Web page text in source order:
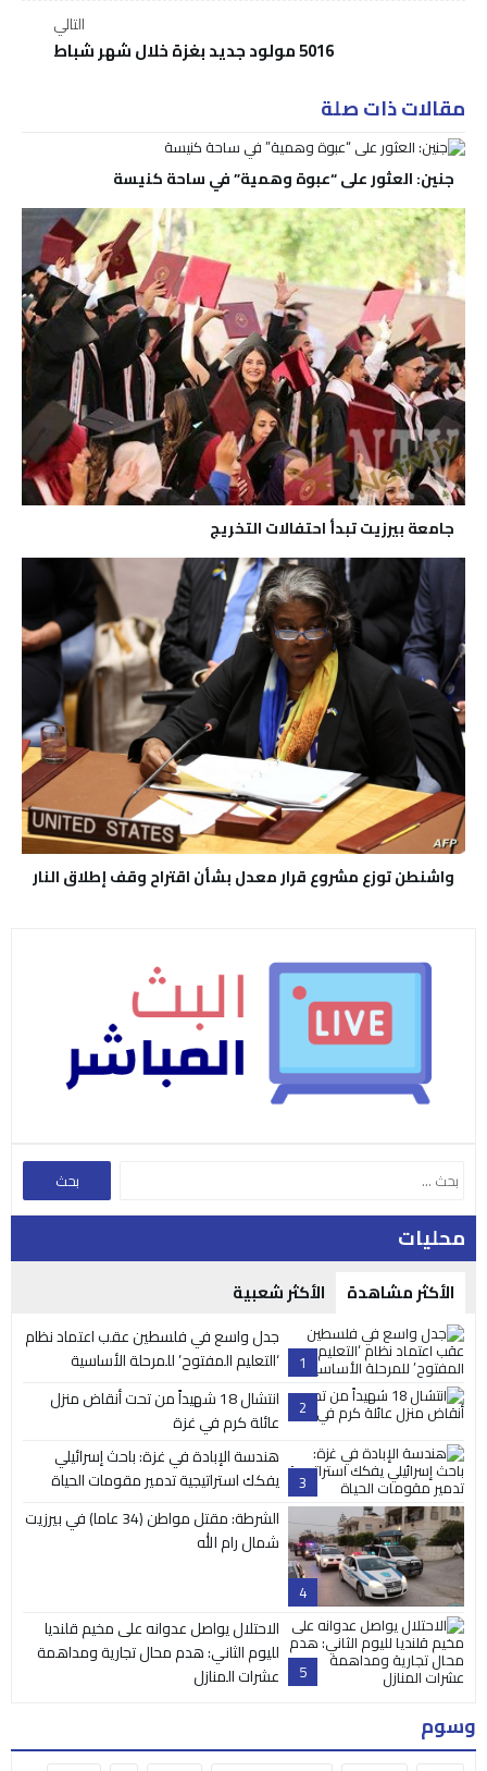
التالي
5016 مولود جديد بغزة خلال شهر شباط
مقالات ذات صلة
جنين: العثور على “عبوة وهمية” في ساحة كنيسة
جامعة بيرزيت تبدأ احتفالات التخريج
واشنطن توزع مشروع قرار معدل بشأن اقتراح وقف إطلاق النار
محليات
الأكثر مشاهدة الأكثر شعبية
1
جدل واسع في فلسطين عقب اعتماد نظام
‘التعليم المفتوح’ للمرحلة الأساسية
2
انتشال 18 شهيداً من تحت أنقاض منزل
عائلة كرم في غزة
3
هندسة الإبادة في غزة: باحث إسرائيلي
يفكك استراتيجية تدمير مقومات الحياة
4
الشرطة: مقتل مواطن (34 عاما) في بيرزيت
شمال رام الله
5
الاحتلال يواصل عدوانه على مخيم قلنديا
لليوم الثاني: هدم محال تجارية ومداهمة
عشرات المنازل
وسوم